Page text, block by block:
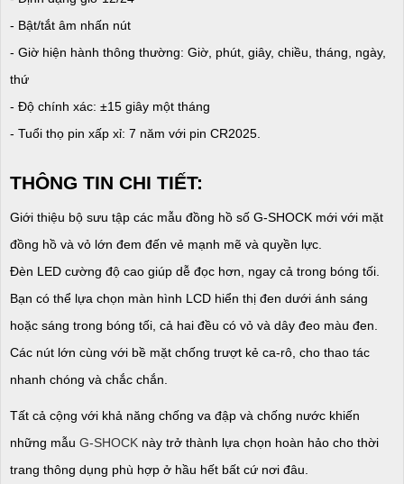
- Bật/tắt âm nhấn nút
- Giờ hiện hành thông thường: Giờ, phút, giây, chiều, tháng, ngày,
thứ
- Độ chính xác: ±15 giây một tháng
- Tuổi thọ pin xấp xỉ: 7 năm với pin CR2025.
THÔNG TIN CHI TIẾT:
Giới thiệu bộ sưu tập các mẫu đồng hồ số G-SHOCK mới với mặt
đồng hồ và vỏ lớn đem đến vẻ mạnh mẽ và quyền lực.
Đèn LED cường độ cao giúp dễ đọc hơn, ngay cả trong bóng tối.
Bạn có thể lựa chọn màn hình LCD hiển thị đen dưới ánh sáng
hoặc sáng trong bóng tối, cả hai đều có vỏ và dây đeo màu đen.
Các nút lớn cùng với bề mặt chống trượt kẻ ca-rô, cho thao tác
nhanh chóng và chắc chắn.
Tất cả cộng với khả năng chống va đập và chống nước khiến
những mẫu G-SHOCK này trở thành lựa chọn hoàn hảo cho thời
trang thông dụng phù hợp ở hầu hết bất cứ nơi đâu.